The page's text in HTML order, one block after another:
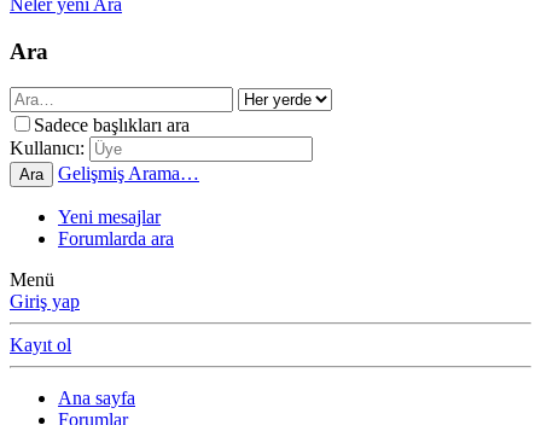
Neler yeni Ara
Ara
Sadece başlıkları ara
Kullanıcı:
Ara Gelişmiş Arama…
Yeni mesajlar
Forumlarda ara
Menü
Giriş yap
Kayıt ol
Ana sayfa
Forumlar